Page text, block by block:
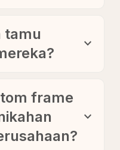
tamu
expand_more
frame
expand_more